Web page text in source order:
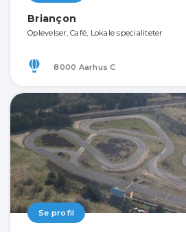
Briançon
Oplevelser, Café, Lokale specialiteter
8000 Aarhus C
Se profil